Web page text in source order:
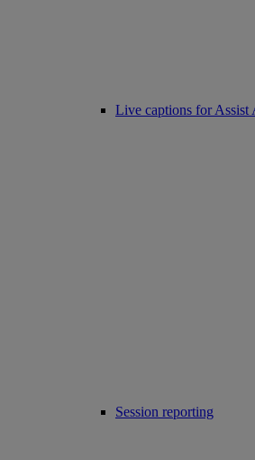
Live captions for Assist
Session reporting